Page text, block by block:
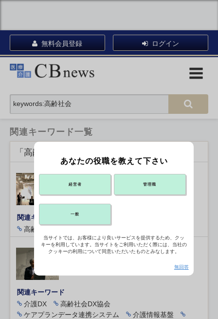
無料会員登録 ログイン
関連キーワード一覧
「高齢社会」に関連する記事
介護にAIも 高齢社会DX協会シンポ
関連キーワード
高齢社会
介護DX、施設から在宅へ展開拡大の
関連キーワード
介護DX
高齢社会DX協会
ケアプランデータ連携システム
介護情報基盤
あなたの役職を教えて下さい
経営者 管理職
一般
当サイトでは、お客様により良いサービスを提供するため、クッ
キーを利用しています。当サイトをご利用いただく際には、当社の
クッキーの利用について同意いただいたものとみなします。
無回答